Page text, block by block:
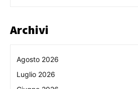
Archivi
Agosto 2026
Luglio 2026